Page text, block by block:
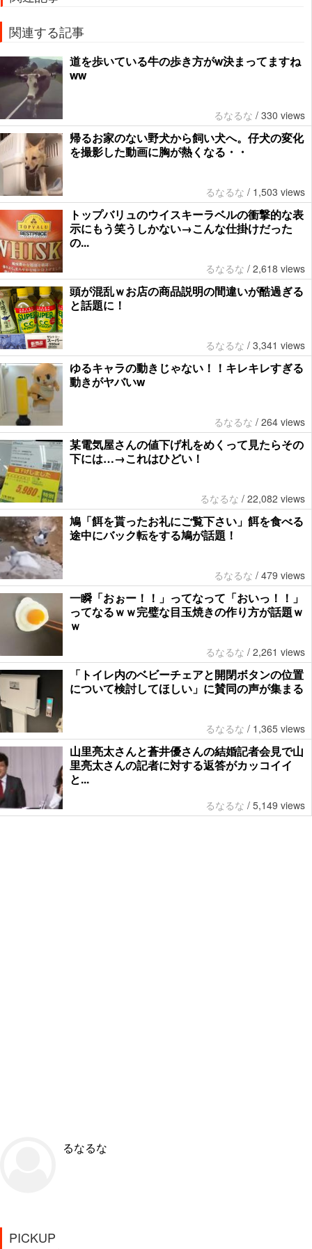
関連する記事
道を歩いている牛の歩き方がw決まってますね
ww
るなるな / 330 views
帰るお家のない野犬から飼い犬へ。仔犬の変化
を撮影した動画に胸が熱くなる・・
るなるな / 1,503 views
トップバリュのウイスキーラベルの衝撃的な表
示にもう笑うしかない→こんな仕掛けだった
の...
るなるな / 2,618 views
頭が混乱ｗお店の商品説明の間違いが酷過ぎる
と話題に！
るなるな / 3,341 views
ゆるキャラの動きじゃない！！キレキレすぎる
動きがヤバいw
るなるな / 264 views
某電気屋さんの値下げ札をめくって見たらその
下には…→これはひどい！
るなるな / 22,082 views
鳩「餌を貰ったお礼にご覧下さい」餌を食べる
途中にバック転をする鳩が話題！
るなるな / 479 views
一瞬「おぉー！！」ってなって「おいっ！！」
ってなるｗｗ完璧な目玉焼きの作り方が話題ｗ
ｗ
るなるな / 2,261 views
「トイレ内のベビーチェアと開閉ボタンの位置
について検討してほしい」に賛同の声が集まる
るなるな / 1,365 views
山里亮太さんと蒼井優さんの結婚記者会見で山
里亮太さんの記者に対する返答がカッコイイ
と...
るなるな / 5,149 views
るなるな
PICKUP